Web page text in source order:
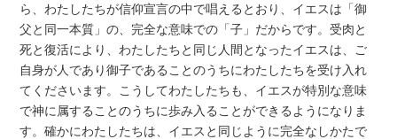
ら、わたしたちが信仰宣言の中で唱えるとおり、イエスは「御
父と同一本質」の、完全な意味での「子」だからです。受肉と
死と復活により、わたしたちと同じ人間となったイエスは、ご
自身が人であり御子であることのうちにわたしたちを受け入れ
てくださいます。こうしてわたしたちも、イエスが特別な意味
で神に属することのうちに歩み入ることができるようになりま
す。確かにわたしたちは、イエスと同じように完全なしかたで